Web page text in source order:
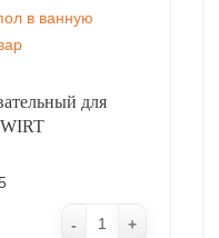
в ванную
для
- +